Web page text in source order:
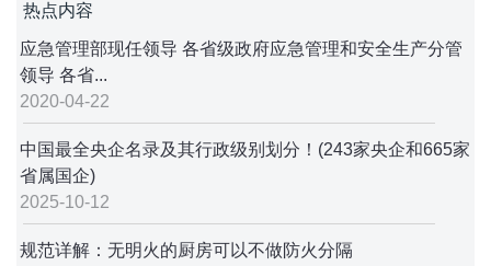
热点内容
应急管理部现任领导 各省级政府应急管理和安全生产分管
领导 各省...
2020-04-22
中国最全央企名录及其行政级别划分！(243家央企和665家
省属国企)
2025-10-12
规范详解：无明火的厨房可以不做防火分隔